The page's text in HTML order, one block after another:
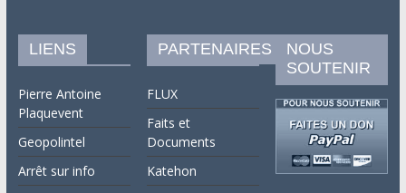
LIENS
Pierre Antoine
Plaquevent
Geopolintel
Arrêt sur info
PARTENAIRES
FLUX
Faits et
Documents
Katehon
NOUS
SOUTENIR